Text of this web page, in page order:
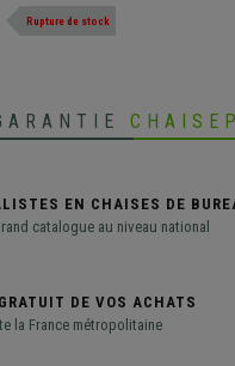
jusqu'à 8h
Rupture de stock
EN CHAISES DE
catalogue au niveau national
DE VOS ACHATS
la France métropolitaine